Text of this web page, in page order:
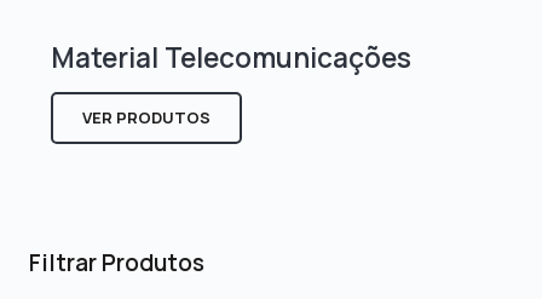
Filtrar Produtos
Material Telecomunicações
VER PRODUTOS